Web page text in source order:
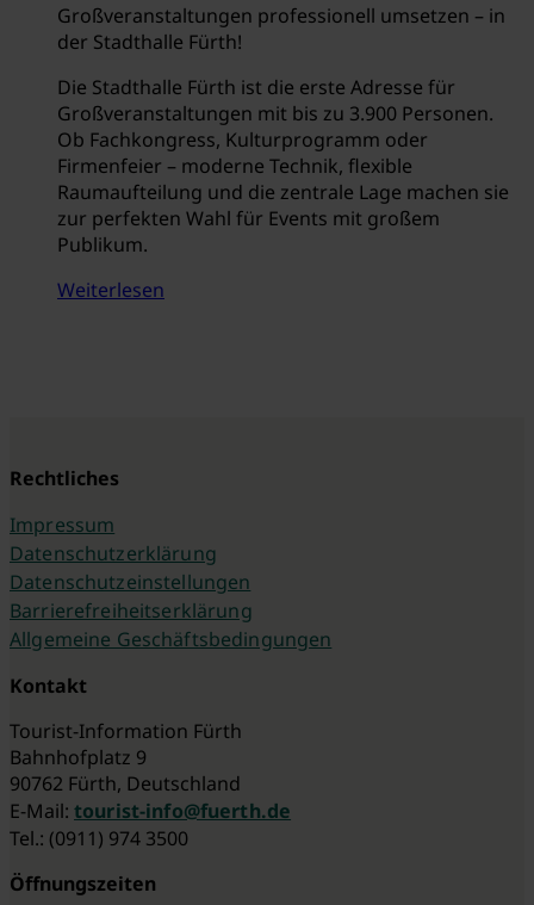
Großveranstaltungen professionell umsetzen – in
der Stadthalle Fürth!
Die Stadthalle Fürth ist die erste Adresse für
Großveranstaltungen mit bis zu 3.900 Personen.
Ob Fachkongress, Kulturprogramm oder
Firmenfeier – moderne Technik, flexible
Raumaufteilung und die zentrale Lage machen sie
zur perfekten Wahl für Events mit großem
Publikum.
Weiterlesen
Rechtliches
Impressum
Datenschutzerklärung
Datenschutzeinstellungen
Barrierefreiheitserklärung
Allgemeine Geschäftsbedingungen
Kontakt
Tourist-Information Fürth
Bahnhofplatz 9
90762 Fürth, Deutschland
E-Mail: tourist-info@fuerth.de
Tel.: (0911) 974 3500
Öffnungszeiten